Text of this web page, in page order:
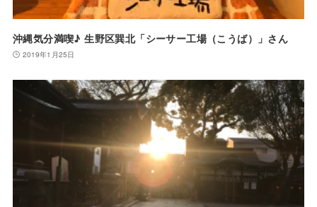
沖縄気分満喫♪ 生野区巽北「シーサー工場（こうば）」さん
2019年1月25日